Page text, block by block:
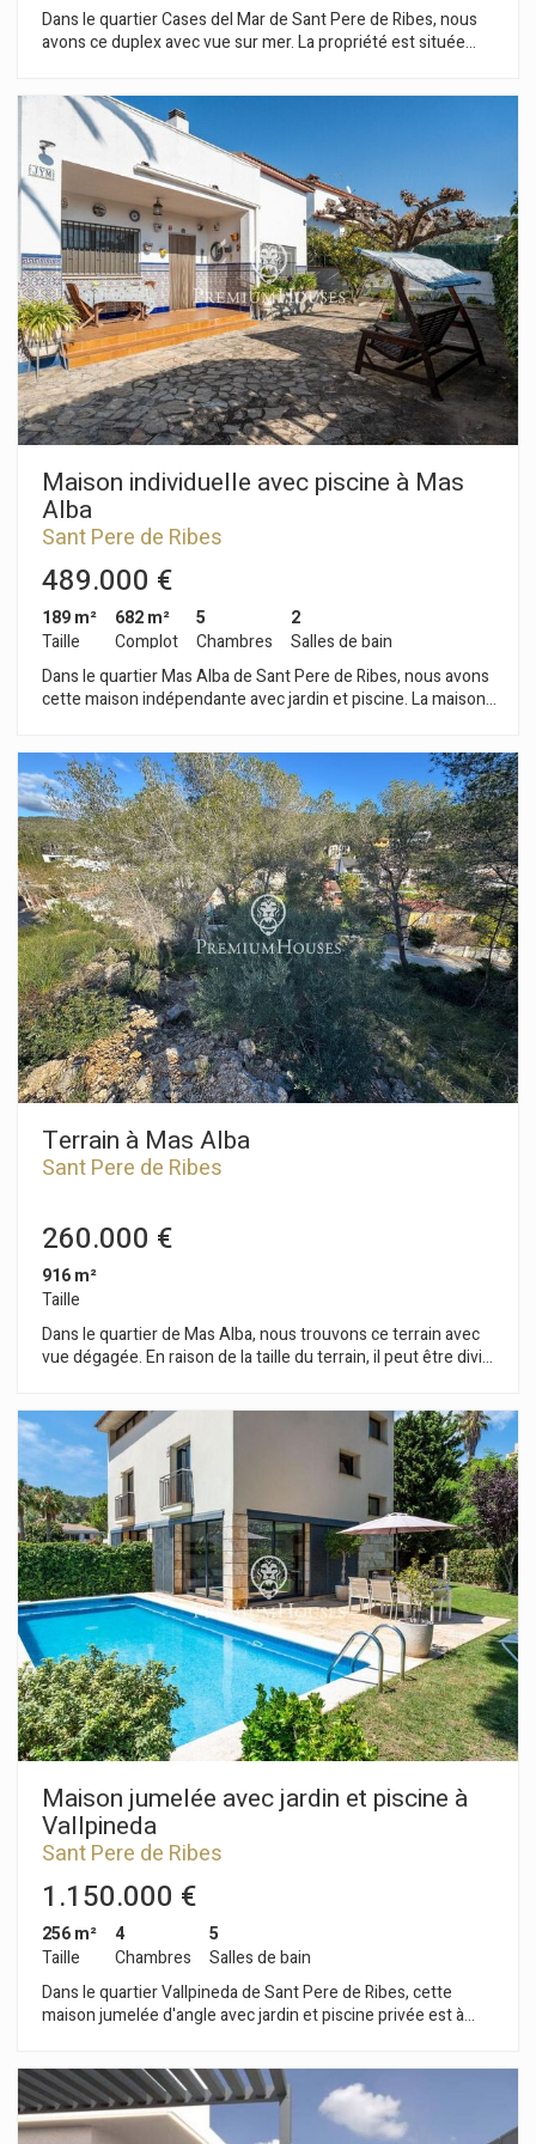
Dans le quartier Cases del Mar de Sant Pere de Ribes, nous
avons ce duplex avec vue sur mer. La propriété est située
en deux étages. Au premier étage, nous avons la zone jour. Il
y a un salon-salle à manger qui a accès à une terrasse avec
vue dégagée. Ensuite, nous trouvons une cuisine
indépendante. À côté, il y a une chambre simple et une salle
de bain complète qui dessert tout l'étage. Au deuxième
étage, nous trouvons la zone nuit composée d'une chambre
double, d'une chambre simple et d'une salle de bain complète
qui dessert cet étage. Depuis la chambre double, nous
accédons à une grande terrasse avec vue sur mer. Le quartier
Cases del Mar de Sant Pere de Ribes est un quartier
résidentiel très calme et dispose d'une sécurité 24h/24. Il
bénéficie d'un accès facile à l'autoroute C-32 en direction de
Barcelone et de l'aéroport El Prat.
Maison individuelle avec piscine à Mas
Alba
Sant Pere de Ribes
489.000 €
189 m²
Taille
682 m²
Complot
5
Chambres
2
Salles de bain
Dans le quartier Mas Alba de Sant Pere de Ribes, nous avons
cette maison indépendante avec jardin et piscine. La maison
nous avons un salon-salle à manger avec cheminée et à côté il
y a une cuisine séparée. Ensuite, nous trouvons une chambre
double et une salle de bain complète. Au premier étage, nous
avons quatre chambres doubles et une salle de bain
complète. Toutes les chambres ont des armoires intégrées.
Depuis le couloir au même étage, vous accédez à une grande
terrasse avec vue dégagée. Le quartier Mas Alba de Sant
Pere de Ribes est connu pour sa tranquillité et sa situation par
rapport au parc naturel du Garraf. Il est également situé à 5
minutes de Sitges en voiture.
Terrain à Mas Alba
Sant Pere de Ribes
260.000 €
916 m²
Taille
Dans le quartier de Mas Alba, nous trouvons ce terrain avec
vue dégagée. En raison de la taille du terrain, il peut être divisé
au rez-de-chaussée et d'un total de 733 m2 au rez-de-
chaussée + premier étage. Règlement d'urbanisme (Clé 10,1
cc - Zone d'habitation) Terrain minimum 400m2
Constructibilité maximale de 0,8 m2/m2 de terrain
Occupation maximale 30% Façade minimum de 12m Hauteur
maximale réglementaire 8m = rez-de-chaussée + premier
étage Construction auxiliaire avec 5% d'occupation Usage
permis : Bâtiment isolé La région du Mas Alba se caractérise
par sa proximité avec le parc naturel du Garraf et par sa
grande tranquillité. Tout cela sans renoncer à une très bonne
communication avec Sitges ; et à l'autoroute C-32 pour
accéder à Barcelone et à l'aéroport du Prat.
Maison jumelée avec jardin et piscine à
Vallpineda
Sant Pere de Ribes
1.150.000 €
256 m²
Taille
4
Chambres
5
Salles de bain
Dans le quartier Vallpineda de Sant Pere de Ribes, cette
maison jumelée d'angle avec jardin et piscine privée est à
chaussée au niveau de la rue. Nous disposons d'un spacieux
salon-salle à manger avec de grandes fenêtres qui donnent
accès au jardin et à la piscine. Nous avons ensuite une cuisine